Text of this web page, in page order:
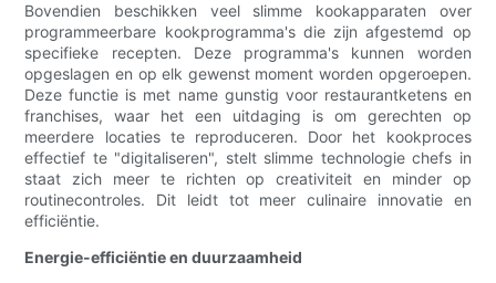
Bovendien beschikken veel slimme kookapparaten over
programmeerbare kookprogramma's die zijn afgestemd op
specifieke recepten. Deze programma's kunnen worden
opgeslagen en op elk gewenst moment worden opgeroepen.
Deze functie is met name gunstig voor restaurantketens en
franchises, waar het een uitdaging is om gerechten op
meerdere locaties te reproduceren. Door het kookproces
effectief te "digitaliseren", stelt slimme technologie chefs in
staat zich meer te richten op creativiteit en minder op
routinecontroles. Dit leidt tot meer culinaire innovatie en
efficiëntie.
Energie-efficiëntie en duurzaamheid